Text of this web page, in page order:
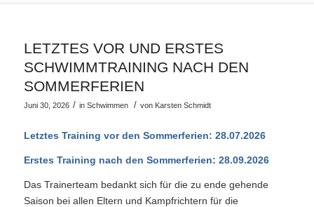
LETZTES VOR UND ERSTES
SCHWIMMTRAINING NACH DEN
SOMMERFERIEN
Juni 30, 2026 / in Schwimmen / von Karsten Schmidt
Letztes Training vor den Sommerferien: 28.07.2026
Erstes Training nach den Sommerferien: 28.09.2026
Das Trainerteam bedankt sich für die zu ende gehende
Saison bei allen Eltern und Kampfrichtern für die